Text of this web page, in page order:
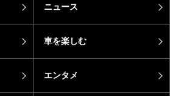
ニュース
車を楽しむ
エンタメ